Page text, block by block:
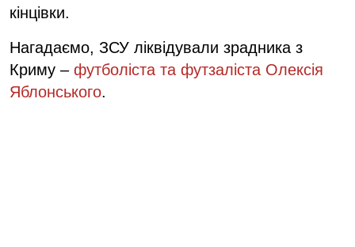
кінцівки.
Нагадаємо, ЗСУ ліквідували зрадника з
Криму – футболіста та футзаліста Олексія
Яблонського.